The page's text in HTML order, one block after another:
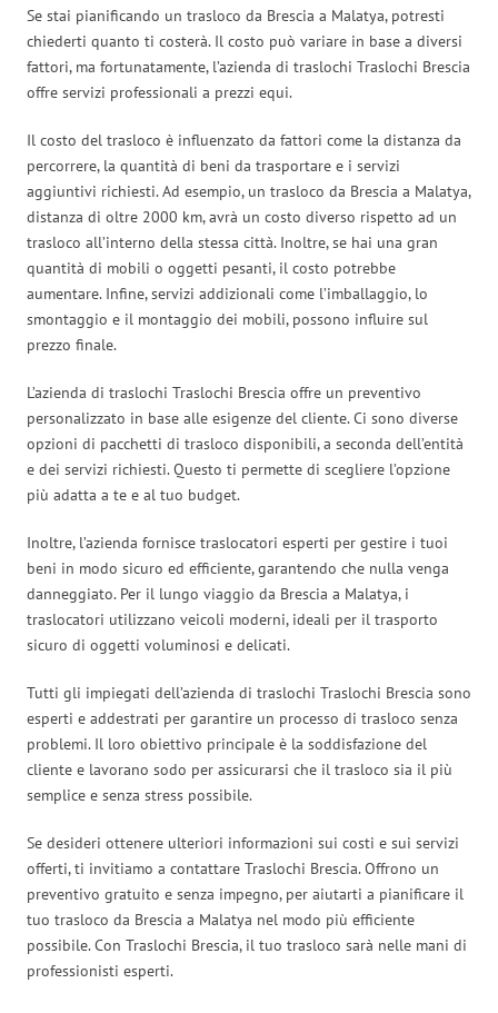
Se stai pianificando un trasloco da Brescia a Malatya, potresti
chiederti quanto ti costerà. Il costo può variare in base a diversi
fattori, ma fortunatamente, l’azienda di traslochi Traslochi Brescia
offre servizi professionali a prezzi equi.
Il costo del trasloco è influenzato da fattori come la distanza da
percorrere, la quantità di beni da trasportare e i servizi
aggiuntivi richiesti. Ad esempio, un trasloco da Brescia a Malatya,
distanza di oltre 2000 km, avrà un costo diverso rispetto ad un
trasloco all’interno della stessa città. Inoltre, se hai una gran
quantità di mobili o oggetti pesanti, il costo potrebbe
aumentare. Infine, servizi addizionali come l’imballaggio, lo
smontaggio e il montaggio dei mobili, possono influire sul
prezzo finale.
L’azienda di traslochi Traslochi Brescia offre un preventivo
personalizzato in base alle esigenze del cliente. Ci sono diverse
opzioni di pacchetti di trasloco disponibili, a seconda dell’entità
e dei servizi richiesti. Questo ti permette di scegliere l’opzione
più adatta a te e al tuo budget.
Inoltre, l’azienda fornisce traslocatori esperti per gestire i tuoi
beni in modo sicuro ed efficiente, garantendo che nulla venga
danneggiato. Per il lungo viaggio da Brescia a Malatya, i
traslocatori utilizzano veicoli moderni, ideali per il trasporto
sicuro di oggetti voluminosi e delicati.
Tutti gli impiegati dell’azienda di traslochi Traslochi Brescia sono
esperti e addestrati per garantire un processo di trasloco senza
problemi. Il loro obiettivo principale è la soddisfazione del
cliente e lavorano sodo per assicurarsi che il trasloco sia il più
semplice e senza stress possibile.
Se desideri ottenere ulteriori informazioni sui costi e sui servizi
offerti, ti invitiamo a contattare Traslochi Brescia. Offrono un
preventivo gratuito e senza impegno, per aiutarti a pianificare il
tuo trasloco da Brescia a Malatya nel modo più efficiente
possibile. Con Traslochi Brescia, il tuo trasloco sarà nelle mani di
professionisti esperti.